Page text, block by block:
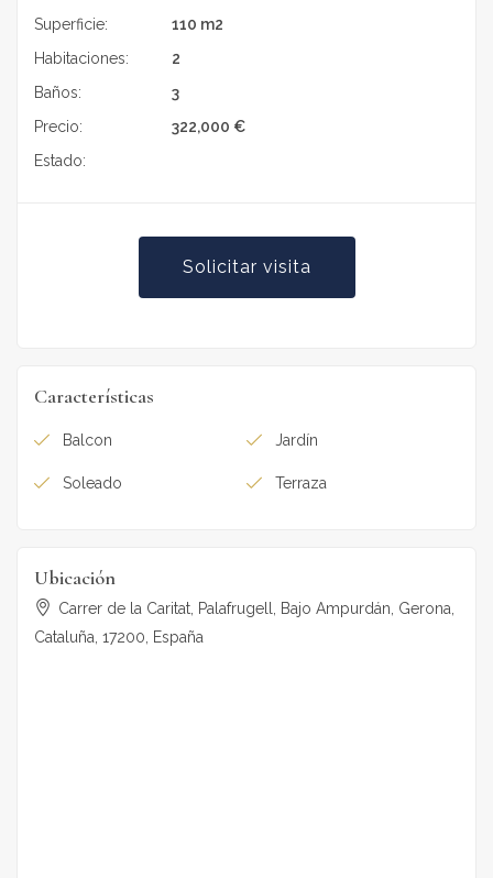
Superficie:
110 m2
Habitaciones:
2
Baños:
3
Precio:
322,000 €
Estado:
Solicitar visita
Características
Balcon Jardín
Soleado Terraza
Ubicación
Carrer de la Caritat, Palafrugell, Bajo Ampurdán, Gerona,
Cataluña, 17200, España